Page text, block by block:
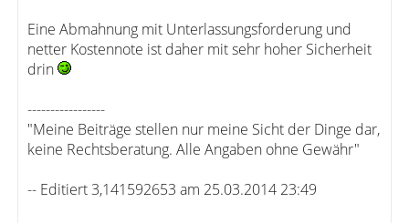
Eine Abmahnung mit Unterlassungsforderung und
netter Kostennote ist daher mit sehr hoher Sicherheit
drin
-----------------
"Meine Beiträge stellen nur meine Sicht der Dinge dar,
keine Rechtsberatung. Alle Angaben ohne Gewähr"
-- Editiert 3,141592653 am 25.03.2014 23:49